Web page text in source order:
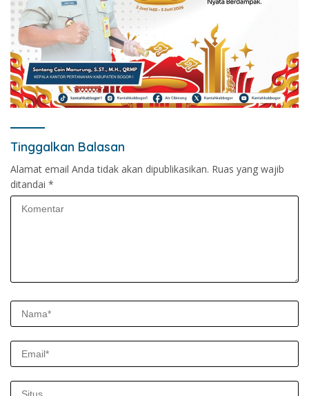
Tinggalkan Balasan
Alamat email Anda tidak akan dipublikasikan. Ruas yang wajib
ditandai *